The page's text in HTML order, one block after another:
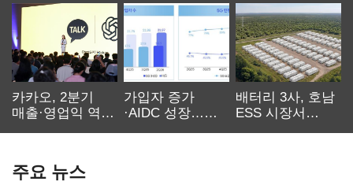
카카오, 2분기
매출·영업익 역대
가입자 증가
·AIDC 성장…
배터리 3사, 호남
ESS 시장서
주요 뉴스